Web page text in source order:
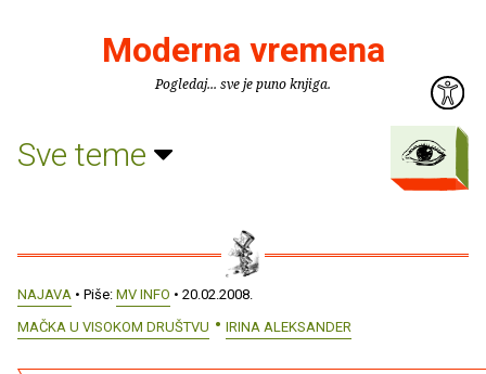
Moderna vremena
Pogledaj... sve je puno knjiga.
Sve teme
NAJAVA • Piše: MV INFO • 20.02.2008.
MAČKA U VISOKOM DRUŠTVU
IRINA ALEKSANDER